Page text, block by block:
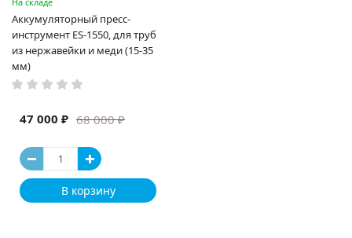
Аккумуляторный пресс-
инструмент ES-1550, для труб
из нержавейки и меди (15-35
мм)
68 000 ₽
47 000 ₽
В корзину